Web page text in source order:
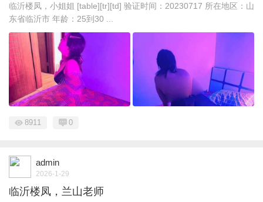
临沂楼凤，小姐姐 [table][tr][td] 验证时间：20230717 所在地区：山
东省临沂市 年龄：25到30 ...
8911 0
admin
2026-1-29
临沂楼凤，兰山老师